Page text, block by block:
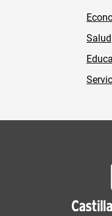
Salud